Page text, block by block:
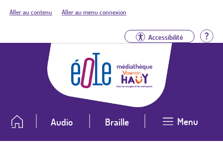
Aller au contenu Aller au menu connexion
Accessibilité
Audio Braille Menu